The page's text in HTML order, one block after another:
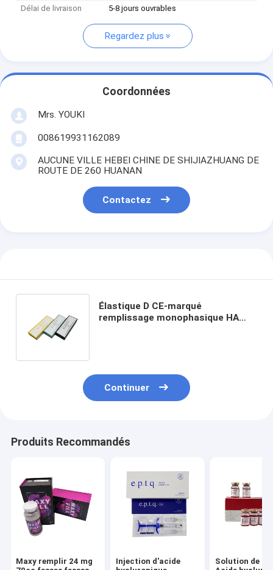
Délai de livraison
5-8 jours ouvrables
Regardez plus
Coordonnées
Mrs. YOUKI
008619931162089
AUCUNE VILLE HEBEI CHINE DE SHIJIAZHUANG DE
ROUTE DE 260 HUANAN
Contactez
Élastique D CE-marqué
remplissage monophasique HA
Continuer
Produits Recommandés
Maxy remplir 24 mg
Injection d'acide
Solution de